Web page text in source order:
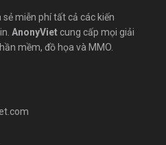
sẻ miễn phí tất cả các kiến
AnonyViet cung cấp mọi giải
mềm, đồ họa và MMO.